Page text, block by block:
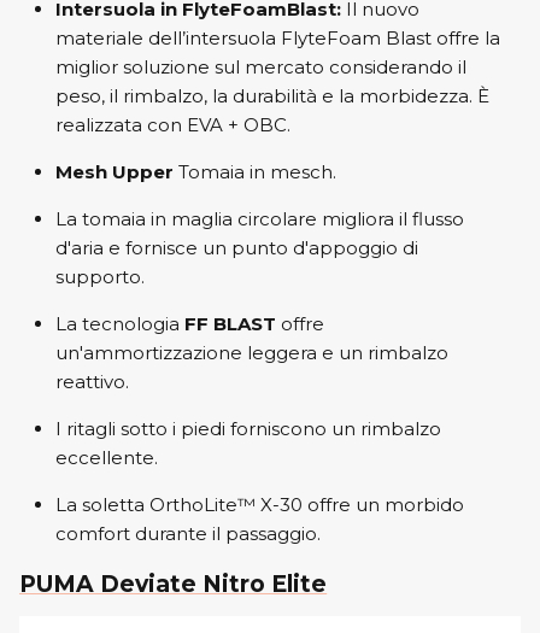
Intersuola in FlyteFoamBlast: Il nuovo
materiale dell’intersuola FlyteFoam Blast offre la
miglior soluzione sul mercato considerando il
peso, il rimbalzo, la durabilità e la morbidezza. È
realizzata con EVA + OBC.
Mesh Upper Tomaia in mesch.
La tomaia in maglia circolare migliora il flusso
d'aria e fornisce un punto d'appoggio di
supporto.
La tecnologia FF BLAST offre
un'ammortizzazione leggera e un rimbalzo
reattivo.
I ritagli sotto i piedi forniscono un rimbalzo
eccellente.
La soletta OrthoLite™ X-30 offre un morbido
comfort durante il passaggio.
PUMA Deviate Nitro Elite